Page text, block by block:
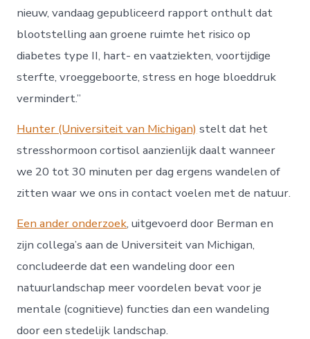
nieuw, vandaag gepubliceerd rapport onthult dat
blootstelling aan groene ruimte het risico op
diabetes type II, hart- en vaatziekten, voortijdige
sterfte, vroeggeboorte, stress en hoge bloeddruk
vermindert.”
Hunter (Universiteit van Michigan) stelt dat het
stresshormoon cortisol aanzienlijk daalt wanneer
we 20 tot 30 minuten per dag ergens wandelen of
zitten waar we ons in contact voelen met de natuur.
Een ander onderzoek, uitgevoerd door Berman en
zijn collega’s aan de Universiteit van Michigan,
concludeerde dat een wandeling door een
natuurlandschap meer voordelen bevat voor je
mentale (cognitieve) functies dan een wandeling
door een stedelijk landschap.